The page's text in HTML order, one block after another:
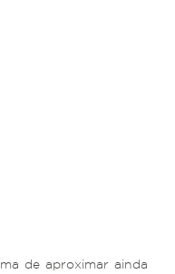
de aproximar ainda